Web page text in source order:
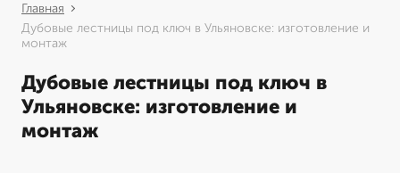
Главная
Дубовые лестницы под ключ в Ульяновске: изготовление и
монтаж
Дубовые лестницы под ключ в
Ульяновске: изготовление и
монтаж